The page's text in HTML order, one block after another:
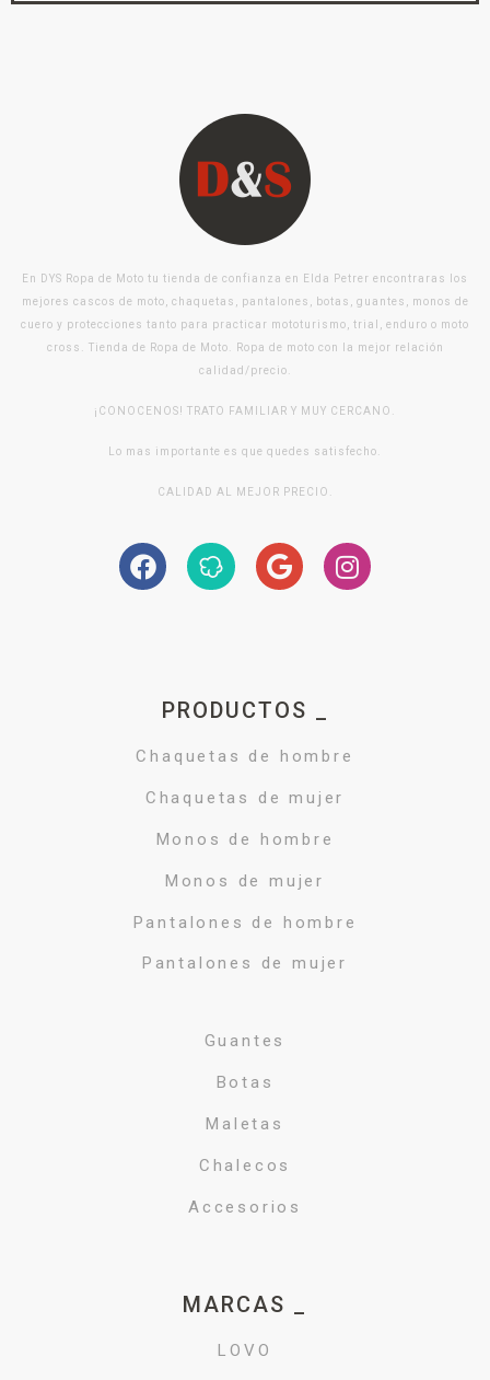
En DYS Ropa de Moto tu tienda de confianza en Elda Petrer encontraras los
mejores cascos de moto, chaquetas, pantalones, botas, guantes, monos de
cuero y protecciones tanto para practicar mototurismo, trial, enduro o moto
cross. Tienda de Ropa de Moto. Ropa de moto con la mejor relación
calidad/precio.
¡CONOCENOS! TRATO FAMILIAR Y MUY CERCANO.
Lo mas importante es que quedes satisfecho.
CALIDAD AL MEJOR PRECIO.
PRODUCTOS _
Chaquetas de hombre
Chaquetas de mujer
Monos de hombre
Monos de mujer
Pantalones de hombre
Pantalones de mujer
Guantes
Botas
Maletas
Chalecos
Accesorios
MARCAS _
LOVO